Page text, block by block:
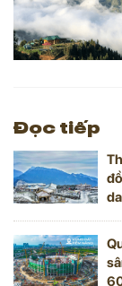
Đọc tiếp